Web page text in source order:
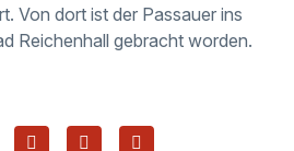
Von dort ist der Passauer ins
Reichenhall gebracht worden.